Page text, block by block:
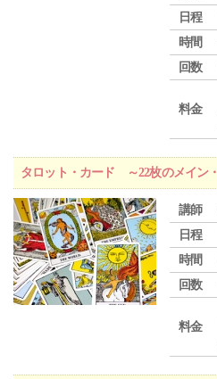
日程
時間
回数
料金
タロット・カード ～22枚のメイン
講師
日程
時間
回数
料金